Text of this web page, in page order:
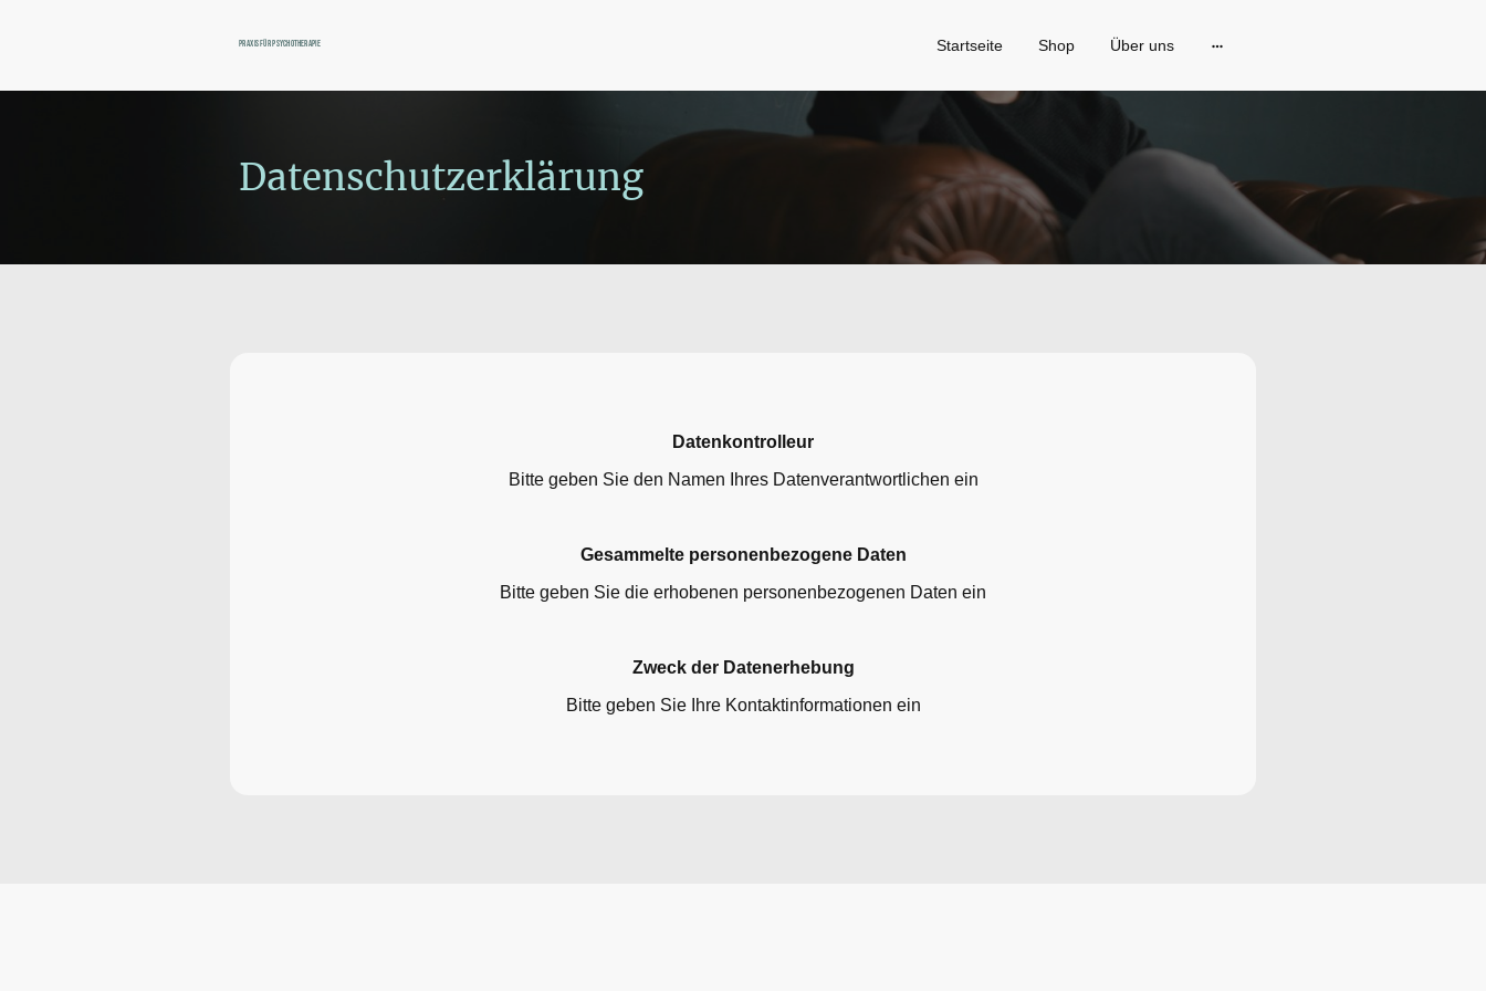
Praxis für Psychotherapie Startseite Shop Über uns
Datenschutzerklärung
Datenkontrolleur
Bitte geben Sie den Namen Ihres Datenverantwortlichen ein
Gesammelte personenbezogene Daten
Bitte geben Sie die erhobenen personenbezogenen Daten ein
Zweck der Datenerhebung
Bitte geben Sie Ihre Kontaktinformationen ein